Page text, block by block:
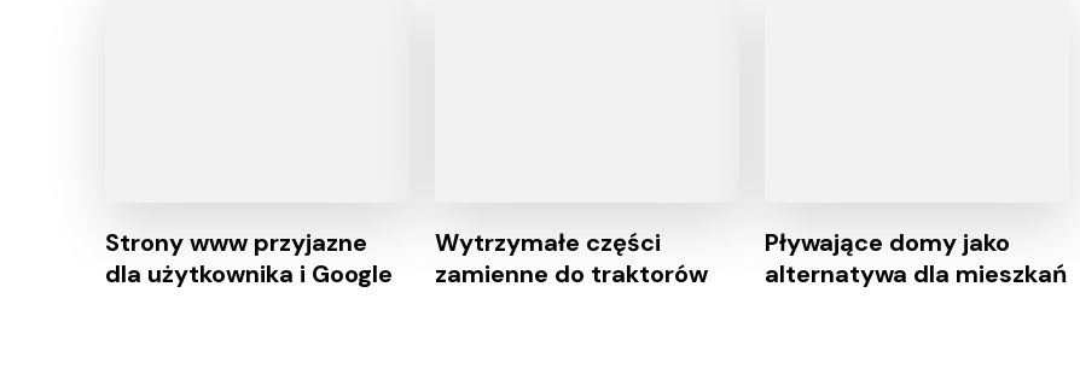
Strony www przyjazne
dla użytkownika i Google
Wytrzymałe części
zamienne do traktorów
Pływające domy jako
alternatywa dla mieszkań